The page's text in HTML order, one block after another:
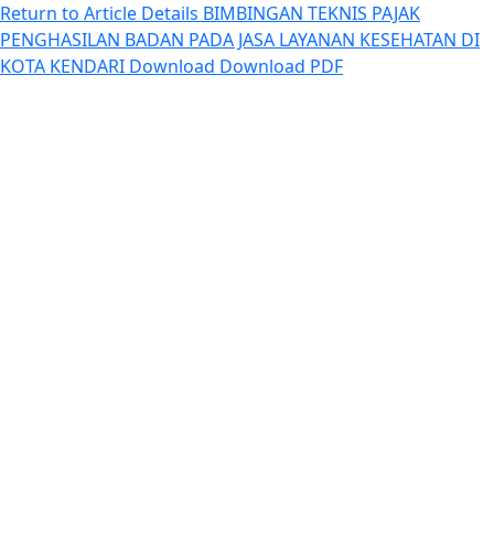
Return to Article Details BIMBINGAN TEKNIS PAJAK
PENGHASILAN BADAN PADA JASA LAYANAN KESEHATAN DI
KOTA KENDARI Download Download PDF